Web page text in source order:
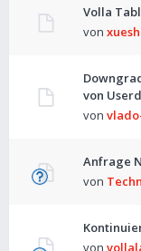
Volla
von
von
von
Anfrage
von
von